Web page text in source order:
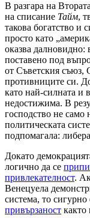
В разгара на
на списание Тайм,
такова богатство и
просто като
оказва далновидно:
поставено под
от Съветския съюз,
противниците си.
като най-силната и
недостижима. В
господство не само
политическата
подпомагала:
Докато
логично да се
привлекателност.
Венецуела
система, то сигурно
привързаност както